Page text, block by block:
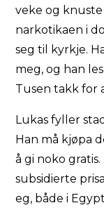
veke og
narkotikaen i
seg til kyrkje.
meg, og han
Tusen takk for
Lukas fyller
Han må kjøpa
å gi noko
subsidierte
eg, både i